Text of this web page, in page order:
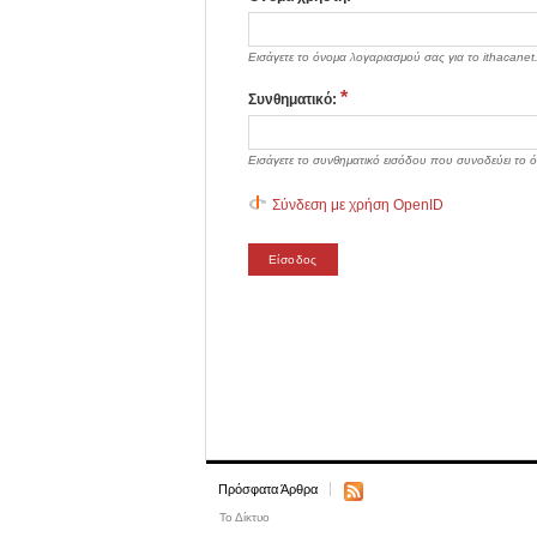
Εισάγετε το όνομα λογαριασμού σας για το
Συνθηματικό: *
Εισάγετε το συνθηματικό εισόδου που συνοδεύει το
Σύνδεση με χρήση OpenID
Πρόσφατα Άρθρα
Το Δίκτυο